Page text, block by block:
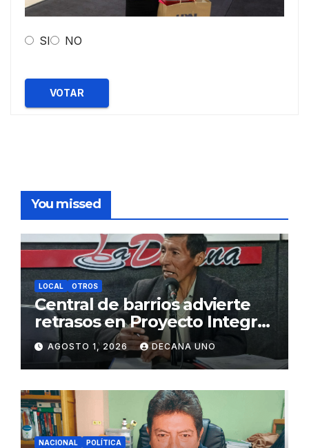
SI NO
VOTAR
You missed
LOCAL OTROS
Central de barrios advierte
retrasos en Proyecto Integral
de Agua y Alcantarillado para
Juliaca
AGOSTO 1, 2026 DECANA UNO
NACIONAL POLÍTICA